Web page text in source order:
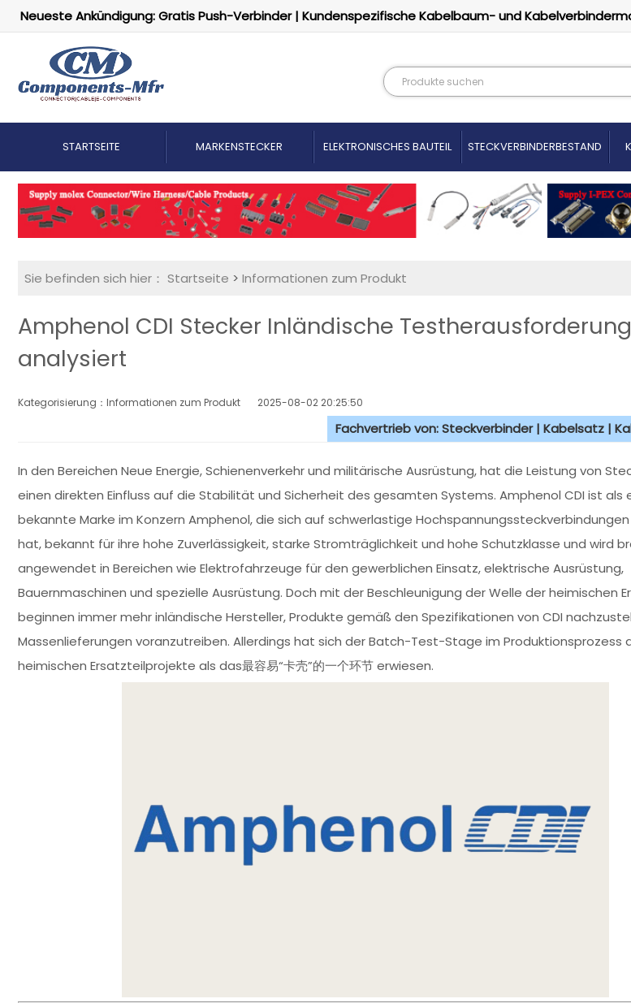
Neueste Ankündigung: Gratis Push-Verbinder | Kundenspezifische Kabelbaum- und
STARTSEITE MARKENSTECKER ELEKTRONISCHES BAUTEIL STECKVERBINDERBESTAND
Sie befinden sich hier： Startseite > Informationen zum Produkt
Amphenol CDI Stecker Inländische
analysiert
Kategorisierung：Informationen zum Produkt 2025-08-02 20:25:50
Fachvertrieb von: Steckverbinder | Kabelsatz |
In den Bereichen Neue Energie, Schienenverkehr und militärische Ausrüstung, hat die Leistung von
einen direkten Einfluss auf die Stabilität und Sicherheit des gesamten Systems. Amphenol CDI ist als
bekannte Marke im Konzern Amphenol, die sich auf schwerlastige
hat, bekannt für ihre hohe Zuverlässigkeit, starke Stromträglichkeit und hohe Schutzklasse und wird
angewendet in Bereichen wie Elektrofahrzeuge für den gewerblichen Einsatz, elektrische Ausrüstung,
Bauernmaschinen und spezielle Ausrüstung. Doch mit der Beschleunigung der Welle der heimischen
beginnen immer mehr inländische Hersteller, Produkte gemäß den Spezifikationen von CDI
Massenlieferungen voranzutreiben. Allerdings hat sich der Batch-Test-Stage im Produktionsprozess
heimischen Ersatzteilprojekte als das最容易“卡壳”的一个环节 erwiesen.